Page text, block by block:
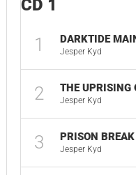
CD 1
1 DARKTIDE
Jesper Kyd
2 THE UPRISING
Jesper Kyd
3 PRISON BREAK
Jesper Kyd